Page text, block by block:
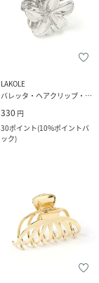
LAKOLE
バレッタ・ヘアクリップ・ヘアピン
330 円
30ポイント(10%ポイントバ
ック)